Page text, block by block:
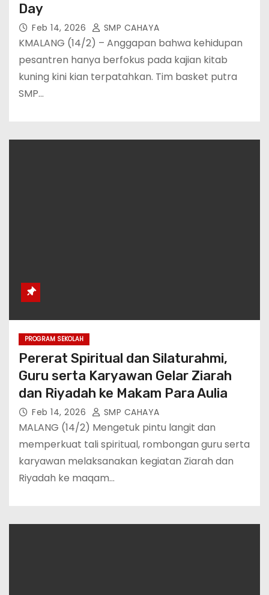
Day
Feb 14, 2026 SMP CAHAYA
KMALANG (14/2) – Anggapan bahwa kehidupan
pesantren hanya berfokus pada kajian kitab
kuning kini kian terpatahkan. Tim basket putra
SMP…
PROGRAM SEKOLAH
Pererat Spiritual dan Silaturahmi,
Guru serta Karyawan Gelar Ziarah
dan Riyadah ke Makam Para Aulia
Feb 14, 2026 SMP CAHAYA
MALANG (14/2) Mengetuk pintu langit dan
memperkuat tali spiritual, rombongan guru serta
karyawan melaksanakan kegiatan Ziarah dan
Riyadah ke maqam…